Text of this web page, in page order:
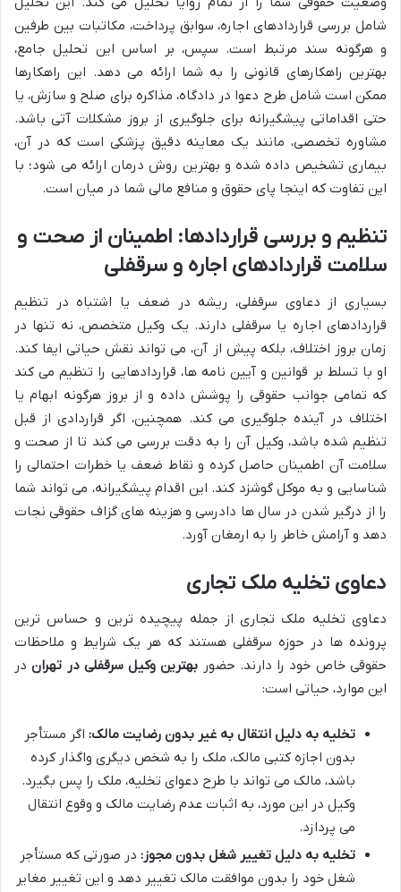
شامل بررسی قراردادهای اجاره، سوابق پرداخت، مکاتبات بین طرفین
و هرگونه سند مرتبط است. سپس، بر اساس این تحلیل جامع،
بهترین راهکارهای قانونی را به شما ارائه می دهد. این راهکارها
ممکن است شامل طرح دعوا در دادگاه، مذاکره برای صلح و سازش، یا
حتی اقداماتی پیشگیرانه برای جلوگیری از بروز مشکلات آتی باشد.
مشاوره تخصصی، مانند یک معاینه دقیق پزشکی است که در آن،
بیماری تشخیص داده شده و بهترین روش درمان ارائه می شود؛ با
این تفاوت که اینجا پای حقوق و منافع مالی شما در میان است.
تنظیم و بررسی قراردادها: اطمینان از صحت و
سلامت قراردادهای اجاره و سرقفلی
بسیاری از دعاوی سرقفلی، ریشه در ضعف یا اشتباه در تنظیم
قراردادهای اجاره یا سرقفلی دارند. یک وکیل متخصص، نه تنها در
زمان بروز اختلاف، بلکه پیش از آن، می تواند نقش حیاتی ایفا کند.
او با تسلط بر قوانین و آیین نامه ها، قراردادهایی را تنظیم می کند
که تمامی جوانب حقوقی را پوشش داده و از بروز هرگونه ابهام یا
اختلاف در آینده جلوگیری می کند. همچنین، اگر قراردادی از قبل
تنظیم شده باشد، وکیل آن را به دقت بررسی می کند تا از صحت و
سلامت آن اطمینان حاصل کرده و نقاط ضعف یا خطرات احتمالی را
شناسایی و به موکل گوشزد کند. این اقدام پیشگیرانه، می تواند شما
را از درگیر شدن در سال ها دادرسی و هزینه های گزاف حقوقی نجات
دهد و آرامش خاطر را به ارمغان آورد.
دعاوی تخلیه ملک تجاری
دعاوی تخلیه ملک تجاری از جمله پیچیده ترین و حساس ترین
پرونده ها در حوزه سرقفلی هستند که هر یک شرایط و ملاحظات
حقوقی خاص خود را دارند. حضور بهترین وکیل سرقفلی در تهراندر
این موارد، حیاتی است:
تخلیه به دلیل انتقال به غیر بدون رضایت مالک: اگر مستأجر
بدون اجازه کتبی مالک، ملک را به شخص دیگری واگذار کرده
باشد، مالک می تواند با طرح دعوای تخلیه، ملک را پس بگیرد.
وکیل در این مورد، به اثبات عدم رضایت مالک و وقوع انتقال
می پردازد.
تخلیه به دلیل تغییر شغل بدون مجوز: در صورتی که مستأجر
شغل خود را بدون موافقت مالک تغییر دهد و این تغییر مغایر